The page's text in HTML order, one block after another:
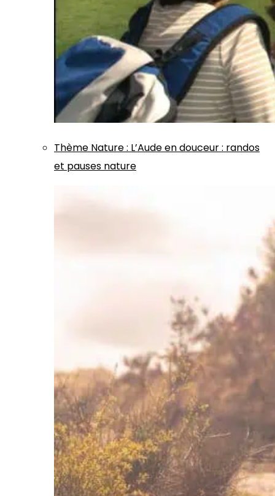
Thème Nature: L’Aude en douceur : randos
et pauses nature